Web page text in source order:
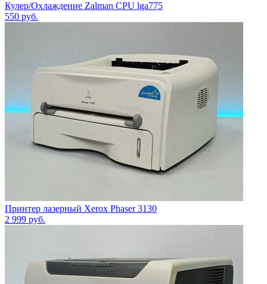
Кулер/Охлаждение Zalman CPU lga775
550 руб.
Принтер лазерный Xerox Phaser 3130
2 999 руб.